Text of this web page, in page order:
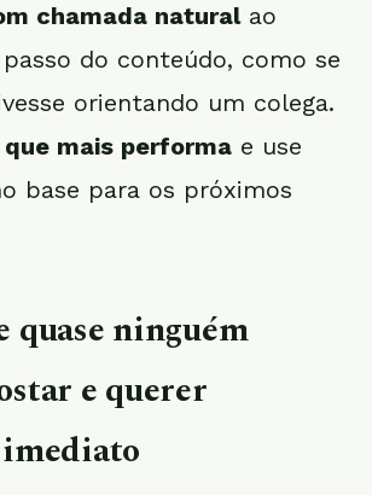
chamada naturalao
do conteúdo, como se
orientando um colega.
que mais performa e use
base para os próximos
quase ninguém
e querer